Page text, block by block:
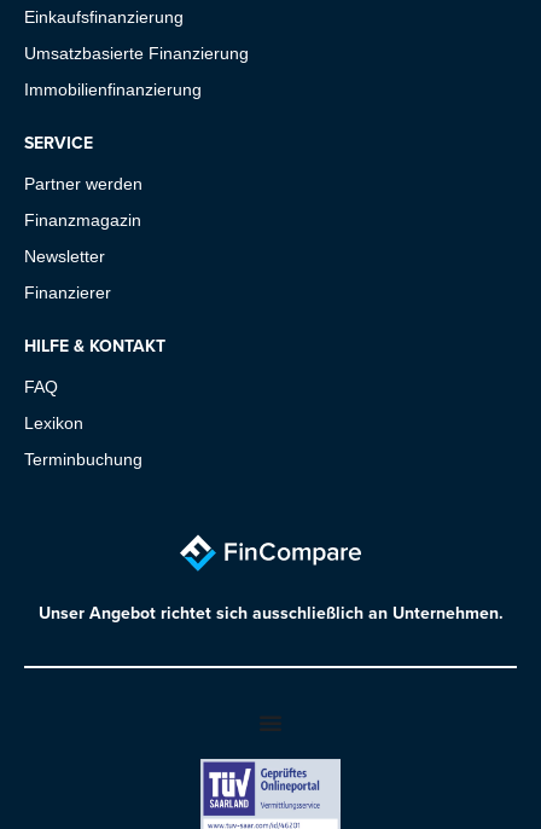
Einkaufsfinanzierung
Umsatzbasierte Finanzierung
Immobilienfinanzierung
SERVICE
Partner werden
Finanzmagazin
Newsletter
Finanzierer
HILFE & KONTAKT
FAQ
Lexikon
Terminbuchung
Unser Angebot richtet sich ausschließlich an Unternehmen.